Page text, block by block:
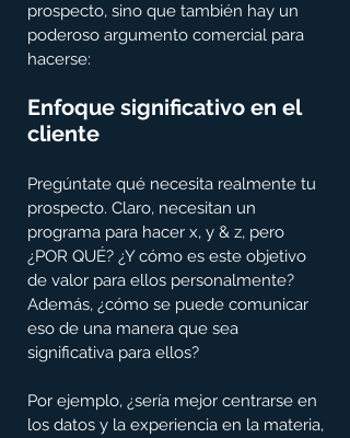
prospecto, sino que también hay un
poderoso argumento comercial para
hacerse:
Enfoque significativo en el
cliente
Pregúntate qué necesita realmente tu
prospecto. Claro, necesitan un
programa para hacer x, y & z, pero
¿POR QUÉ? ¿Y cómo es este objetivo
de valor para ellos personalmente?
Además, ¿cómo se puede comunicar
eso de una manera que sea
significativa para ellos?
Por ejemplo, ¿sería mejor centrarse en
los datos y la experiencia en la materia,